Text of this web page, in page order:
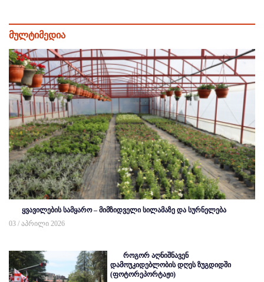
მულტიმედია
ყვავილების სამყარო – მიმზიდველი სილამაზე და სურნელება
03 / აპრილი 2026
როგორ აღნიშნავენ
დამოუკიდებლობის დღეს ზუგდიდში
(ფოტორეპორტაჟი)